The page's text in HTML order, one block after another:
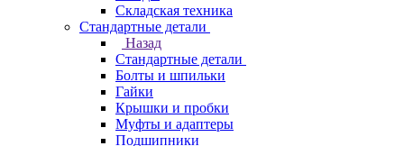
Складская техника
Стандартные детали
Назад
Стандартные детали
Болты и шпильки
Гайки
Крышки и пробки
Муфты и адаптеры
Подшипники